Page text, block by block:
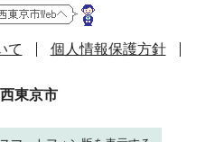
て 個人情報保護方針
東京市